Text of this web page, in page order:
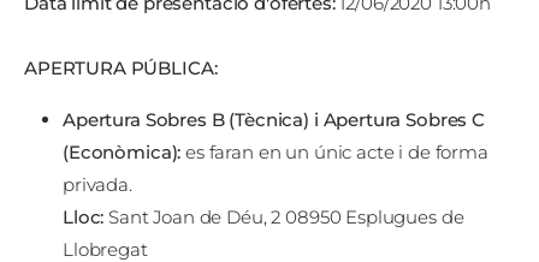
APERTURA PÚBLICA:
Apertura Sobres B (Tècnica) i Apertura Sobres C
(Econòmica):es faran en un únic acte i de forma
privada.
Lloc: Sant Joan de Déu, 2 08950 Esplugues de
Llobregat